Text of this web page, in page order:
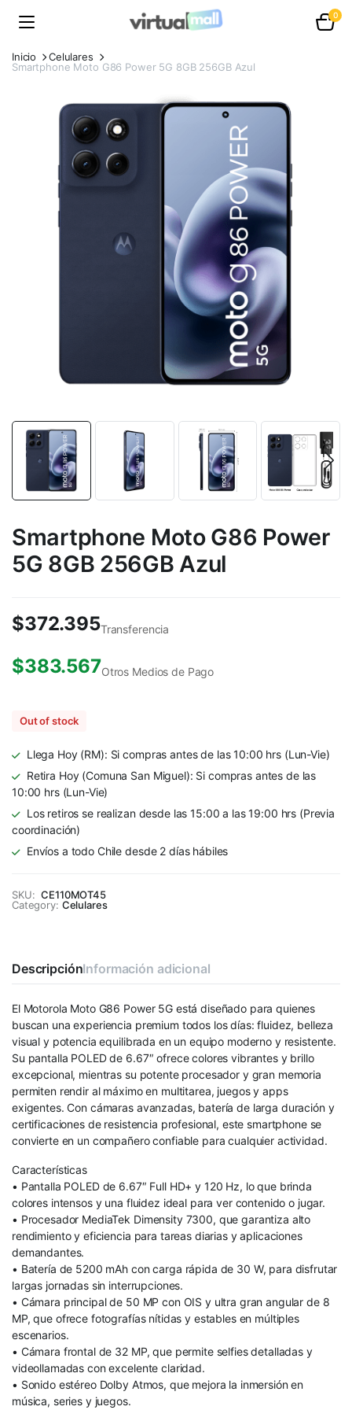
0
Inicio
Celulares
Smartphone Moto G86 Power 5G 8GB 256GB Azul
Smartphone Moto G86 Power
5G 8GB 256GB Azul
$372.395Transferencia
$383.567Otros Medios de Pago
Out of stock
Llega Hoy (RM): Si compras antes de las 10:00 hrs (Lun-Vie)
Retira Hoy (Comuna San Miguel): Si compras antes de las
10:00 hrs (Lun-Vie)
Los retiros se realizan desde las 15:00 a las 19:00 hrs (Previa
coordinación)
Envíos a todo Chile desde 2 días hábiles
SKU: CE110MOT45
Category: Celulares
DescripciónInformación adicional
El Motorola Moto G86 Power 5G está diseñado para quienes
buscan una experiencia premium todos los días: fluidez, belleza
visual y potencia equilibrada en un equipo moderno y resistente.
Su pantalla POLED de 6.67″ ofrece colores vibrantes y brillo
excepcional, mientras su potente procesador y gran memoria
permiten rendir al máximo en multitarea, juegos y apps
exigentes. Con cámaras avanzadas, batería de larga duración y
certificaciones de resistencia profesional, este smartphone se
convierte en un compañero confiable para cualquier actividad.
Características
• Pantalla POLED de 6.67″ Full HD+ y 120 Hz, lo que brinda
colores intensos y una fluidez ideal para ver contenido o jugar.
• Procesador MediaTek Dimensity 7300, que garantiza alto
rendimiento y eficiencia para tareas diarias y aplicaciones
demandantes.
• Batería de 5200 mAh con carga rápida de 30 W, para disfrutar
largas jornadas sin interrupciones.
• Cámara principal de 50 MP con OIS y ultra gran angular de 8
MP, que ofrece fotografías nítidas y estables en múltiples
escenarios.
• Cámara frontal de 32 MP, que permite selfies detalladas y
videollamadas con excelente claridad.
• Sonido estéreo Dolby Atmos, que mejora la inmersión en
música, series y juegos.